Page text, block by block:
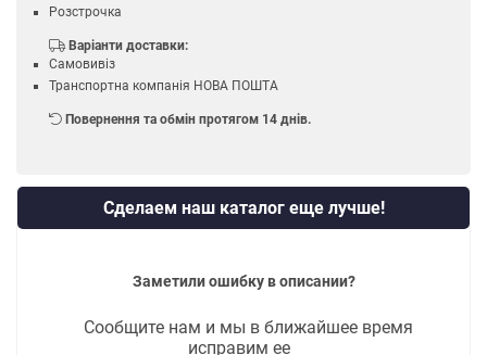
Розстрочка
Варіанти доставки:
Самовивіз
Транспортна компанія НОВА ПОШТА
Повернення та обмін протягом 14 днів.
Сделаем наш каталог еще лучше!
Заметили ошибку в описании?
Сообщите нам и мы в ближайшее время
исправим ее